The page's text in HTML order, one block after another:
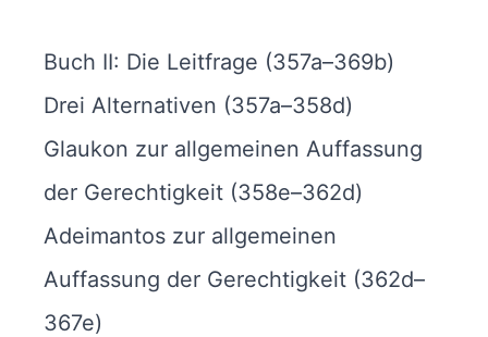
Buch II: Die Leitfrage (357a–369b)
Drei Alternativen (357a–358d)
Glaukon zur allgemeinen Auffassung
der Gerechtigkeit (358e–362d)
Adeimantos zur allgemeinen
Auffassung der Gerechtigkeit (362d–
367e)